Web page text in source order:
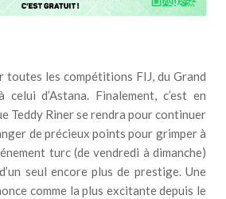
les compétitions FIJ, du Grand
d’Astana. Finalement, c’est en
Teddy Riner se rendra pour continuer
de précieux points pour grimper à
turc (de vendredi à dimanche)
seul encore plus de prestige. Une
comme la plus excitante depuis le